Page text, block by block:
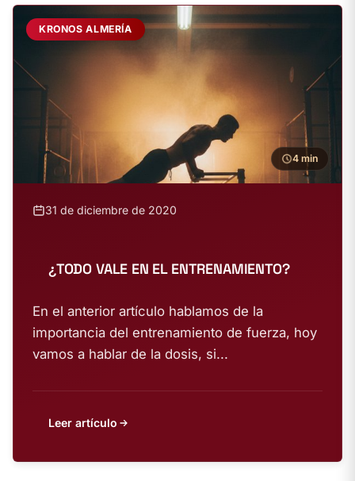
KRONOS ALMERÍA
4 min
31 de diciembre de 2020
¿TODO VALE EN EL ENTRENAMIENTO?
En el anterior artículo hablamos de la
importancia del entrenamiento de fuerza, hoy
vamos a hablar de la dosis, si...
Leer artículo